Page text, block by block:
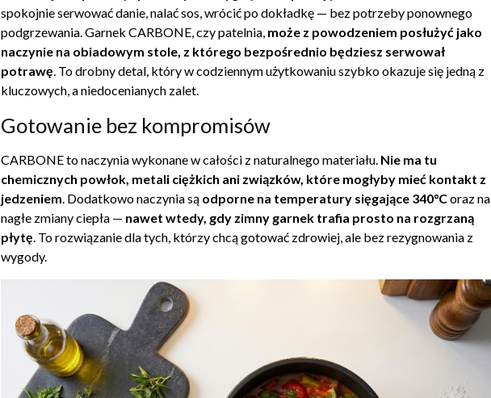
spokojnie serwować danie, nalać sos, wrócić po dokładkę — bez potrzeby ponownego
podgrzewania. Garnek CARBONE, czy patelnia, może z powodzeniem posłużyć jako
naczynie na obiadowym stole, z którego bezpośrednio będziesz serwował
potrawę. To drobny detal, który w codziennym użytkowaniu szybko okazuje się jedną z
kluczowych, a niedocenianych zalet.
Gotowanie bez kompromisów
CARBONE to naczynia wykonane w całości z naturalnego materiału. Nie ma tu
chemicznych powłok, metali ciężkich ani związków, które mogłyby mieć kontakt z
jedzeniem. Dodatkowo naczynia są odporne na temperatury sięgające 340°Coraz na
nagłe zmiany ciepła — nawet wtedy, gdy zimny garnek trafia prosto na rozgrzaną
płytę. To rozwiązanie dla tych, którzy chcą gotować zdrowiej, ale bez rezygnowania z
wygody.